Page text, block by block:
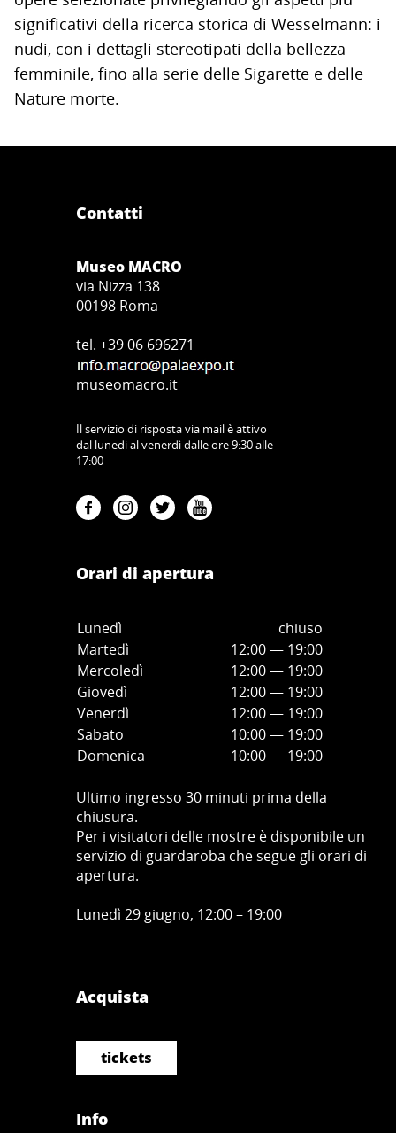
significativi della ricerca storica di Wesselmann: i
nudi, con i dettagli stereotipati della bellezza
femminile, fino alla serie delle Sigarette e delle
Nature morte.
Contatti
Museo MACRO
via Nizza 138
00198 Roma
tel. +39 06 696271
museomacro.it
Il servizio di risposta via mail è attivo
dal lunedi al venerdì dalle ore 9:30 alle
17:00
Orari di apertura
Lunedì
chiuso
Martedì
12:00 — 19:00
Mercoledì
12:00— 19:00
Giovedì
12:00— 19:00
Venerdì
12:00— 19:00
Sabato
10:00— 19:00
Domenica
10:00— 19:00
Ultimo ingresso 30 minuti prima della
chiusura.
Per i visitatori delle mostre è disponibile un
servizio di guardaroba che segue gli orari di
apertura.
Lunedì 29 giugno, 12:00 – 19:00
Acquista
tickets
Info